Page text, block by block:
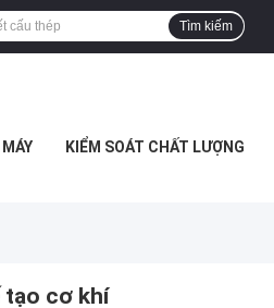
Tìm kiếm
KIỂM SOÁT CHẤT LƯỢNG
tạo cơ khí